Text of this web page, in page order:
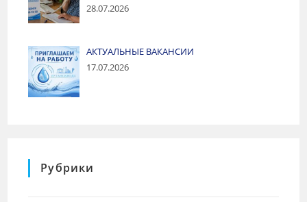
28.07.2026
АКТУАЛЬНЫЕ ВАКАНСИИ
17.07.2026
Рубрики